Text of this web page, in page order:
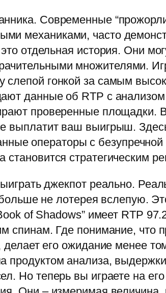
Современные
механиками, часто
отдельная история. Они
множителями.
гонкой за самым
данные об RTP с
проверенные
выплатит ваш выигрыш.
операторы с
стратегическим
джекпот реально.
не лотерея вслепую.
of Shadows” имеет RTP
спинам. Где понимание, что
делает его ожидание менее
продуктом анализа,
Но теперь вы играете на